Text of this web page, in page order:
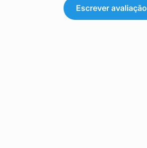
Escrever avaliação